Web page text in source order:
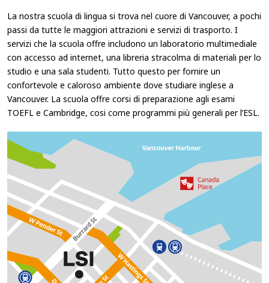
La nostra scuola di lingua si trova nel cuore di Vancouver, a pochi
passi da tutte le maggiori attrazioni e servizi di trasporto. I
servizi che la scuola offre includono un laboratorio multimediale
con accesso ad internet, una libreria stracolma di materiali per lo
studio e una sala studenti. Tutto questo per fornire un
confortevole e caloroso ambiente dove studiare inglese a
Vancouver. La scuola offre corsi di preparazione agli esami
TOEFL e Cambridge, cosi come programmi più generali per l’ESL.